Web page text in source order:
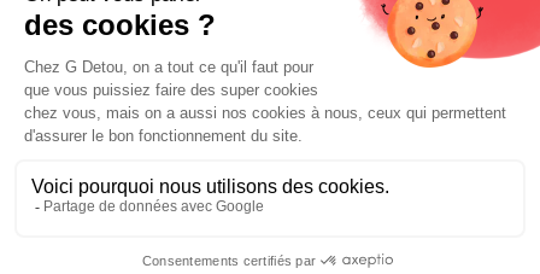
Prix :
prix. Que vous soyez des pros ou des particuliers, que vous
cherchiez du sucré ou du salé, nous avons sans doute ce
qu’il vous faut. Et même des choses que vous ne soupçonniez
pas. La boutique existe depuis 1951, la vente en ligne
depuis 2025.
01 89 70 34 50